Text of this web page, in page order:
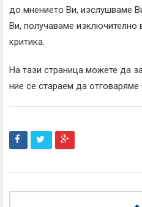
до мнението Ви, изслушваме
Ви, получаваме изключително
критика.
На тази страница можете да
ние се стараем да